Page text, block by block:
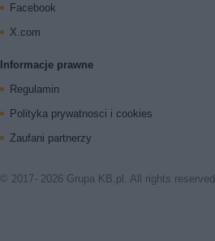
Facebook
X.com
Informacje prawne
Regulamin
Polityka prywatnosci i cookies
Zaufani partnerzy
© 2017- 2026 Grupa KB.pl. All rights reserved.